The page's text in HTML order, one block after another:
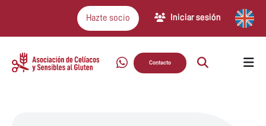
Hazte socio Iniciar sesión
Contacto